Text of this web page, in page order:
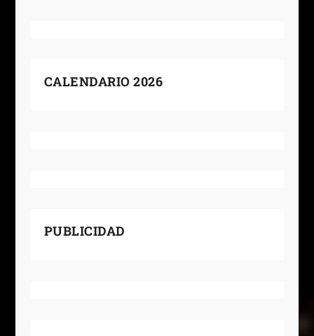
CALENDARIO 2026
PUBLICIDAD